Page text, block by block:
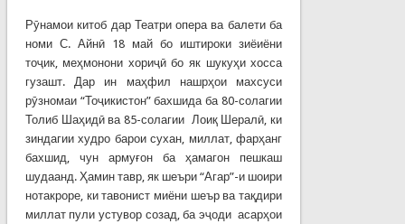
Рӯнамои китоб дар Театри опера ва балети ба
номи С. Айнӣ 18 май бо иштироки зиёиёни
тоҷик, меҳмонони хориҷӣ бо як шукуҳи хосса
гузашт. Дар ин маҳфил нашрҳои махсуси
рӯзномаи “Тоҷикистон” бахшида ба 80-солагии
Толиб Шаҳидӣ ва 85-солагии Лоиқ Шералӣ, ки
зиндагии худро барои сухан, миллат, фарҳанг
бахшид, чун армуғон ба ҳамагон пешкаш
шудаанд. Ҳамин тавр, як шеъри “Агар”-и шоири
нотакроре, ки тавонист миёни шеър ва тақдири
миллат пули устувор созад, ба эҷоди асарҳои